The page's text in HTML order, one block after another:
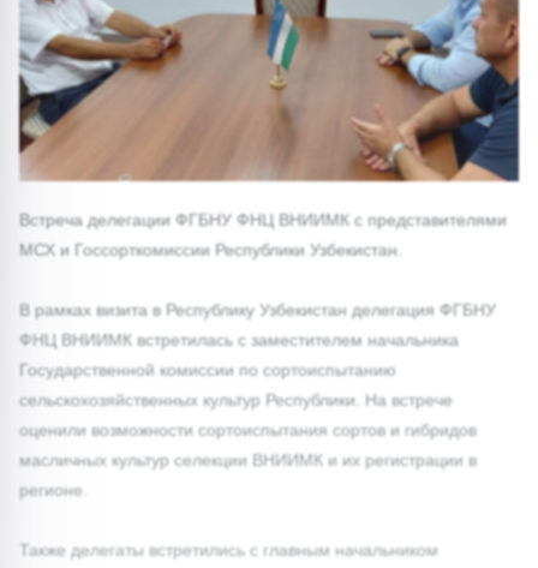
Встреча делегации ФГБНУ ФНЦ ВНИИМК с представителями
МСХ и Госсорткомиссии Республики Узбекистан.
В рамках визита в Республику Узбекистан делегация ФГБНУ
ФНЦ ВНИИМК встретилась с заместителем начальника
Государственной комиссии по сортоиспытанию
сельскохозяйственных культур Республики. На встрече
оценили возможности сортоиспытания сортов и гибридов
масличных культур селекции ВНИИМК и их регистрации в
регионе.
Также делегаты встретились с главным начальником